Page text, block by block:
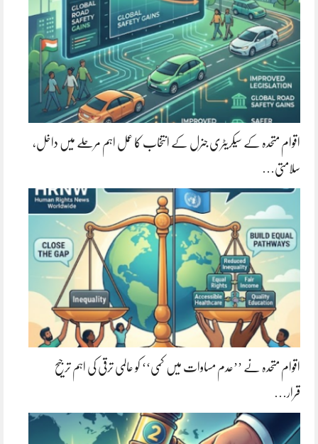
اقوام متحدہ کے سیکریٹری جنرل کے انتخاب کا عمل اہم مرحلے میں داخل،
سلامتی…
اقوام متحدہ نے ’’عدم مساوات میں کمی‘‘ کو عالمی ترقی کی اہم ترجیح
قرار…